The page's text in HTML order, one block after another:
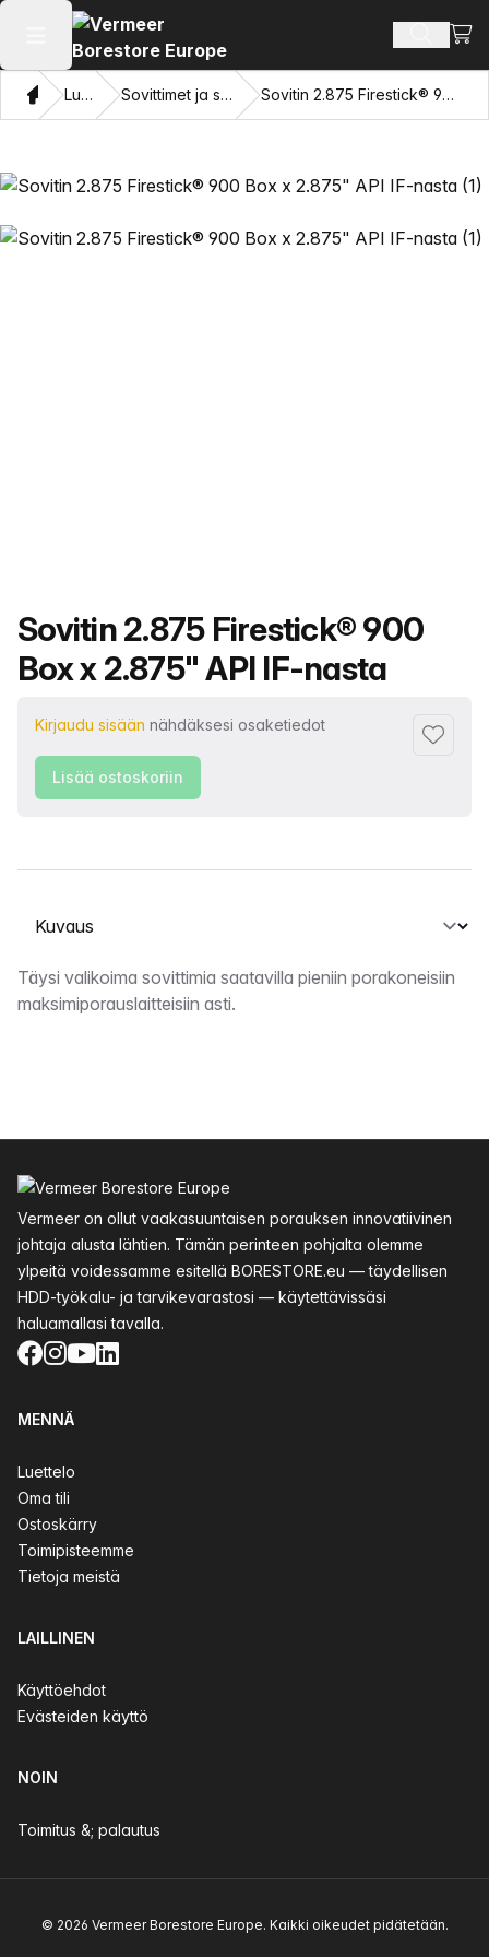
Avaa päävalikko Hae
Koti Luettelo Sovittimet ja silmien vetäminen Sovitin 2.875 Firestick® 900 Box x 2.875" API IF-nasta
Tuotteen nimi
Sovitin 2.875 Firestick® 900
Box x 2.875" API IF-nasta
Kirjaudu sisään nähdäksesi osaketiedot
Lisää
Lisää ostoskoriin
Valitse välilehti
Kuvaus
Täysi valikoima sovittimia saatavilla pieniin porakoneisiin
maksimiporauslaitteisiin asti.
Vermeer on ollut vaakasuuntaisen porauksen innovatiivinen
johtaja alusta lähtien. Tämän perinteen pohjalta olemme
ylpeitä voidessamme esitellä BORESTORE.eu — täydellisen
HDD-työkalu- ja tarvikevarastosi — käytettävissäsi
haluamallasi tavalla.
Facebook
Instagram
YouTube
LinkedIn
MENNÄ
Luettelo
Oma tili
Ostoskärry
Toimipisteemme
Tietoja meistä
LAILLINEN
Käyttöehdot
Evästeiden käyttö
NOIN
Toimitus &; palautus
© 2026 Vermeer Borestore Europe. Kaikki oikeudet pidätetään.